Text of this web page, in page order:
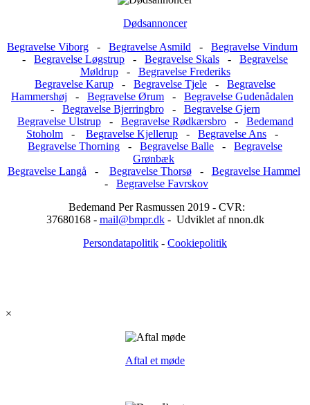
Dødsannoncer
Begravelse Viborg - Begravelse Asmild - Begravelse Vindum
- Begravelse Løgstrup - Begravelse Skals - Begravelse
Møldrup- Begravelse Frederiks
Begravelse Karup - Begravelse Tjele - Begravelse
Hammershøj - Begravelse Ørum - Begravelse Gudenådalen
- Begravelse Bjerringbro- Begravelse Gjern
Begravelse Ulstrup- Begravelse Rødkærsbro- Bedemand
Stoholm - Begravelse Kjellerup - Begravelse Ans -
Begravelse Thorning - Begravelse Balle - Begravelse
Grønbæk
Begravelse Langå - Begravelse Thorsø- Begravelse Hammel
- Begravelse Favrskov
Bedemand Per Rasmussen 2019 - CVR:
37680168 - mail@bmpr.dk- Udviklet af nnon.dk
Persondatapolitik - Cookiepolitik
×
Aftal et møde